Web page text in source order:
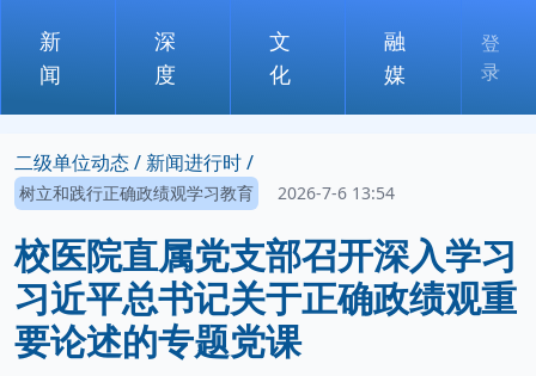
新
闻
深
度
文
化
融
媒
登
录
二级单位动态 / 新闻进行时 /
树立和践行正确政绩观学习教育 2026-7-6 13:54
校医院直属党支部召开深入学习
习近平总书记关于正确政绩观重
要论述的专题党课